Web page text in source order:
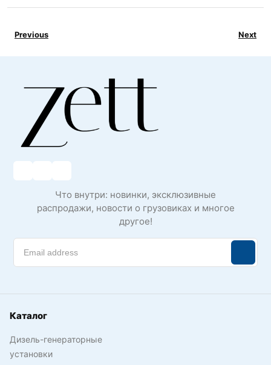
Previous Next
Что внутри: новинки, эксклюзивные
распродажи, новости о грузовиках и многое
другое!
Каталог
Дизель-генераторные
установки